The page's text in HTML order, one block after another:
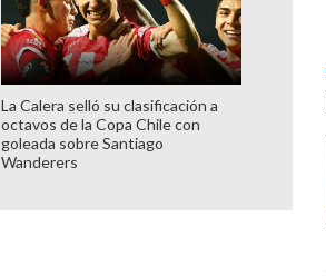
La Calera selló su clasificación a
octavos de la Copa Chile con
goleada sobre Santiago
Wanderers